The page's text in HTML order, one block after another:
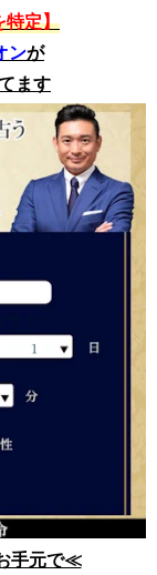
特定】
ンが
ます
手元で≪